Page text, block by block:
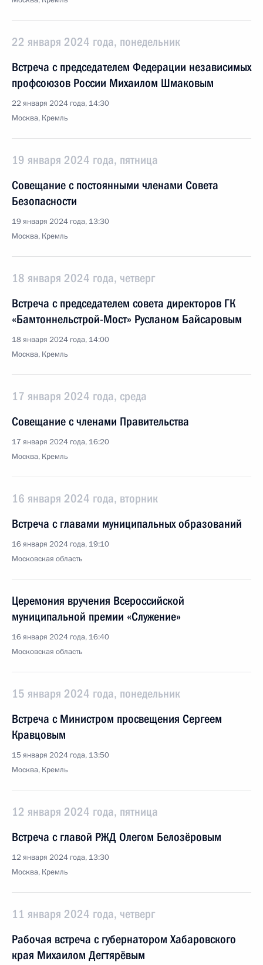
22 января 2024 года, понедельник
Встреча с председателем Федерации независимых
профсоюзов России Михаилом Шмаковым
22 января 2024 года, 14:30
Москва, Кремль
19 января 2024 года, пятница
Совещание с постоянными членами Совета
Безопасности
19 января 2024 года, 13:30
Москва, Кремль
18 января 2024 года, четверг
Встреча с председателем совета директоров ГК
«Бамтоннельстрой-Мост» Русланом Байсаровым
18 января 2024 года, 14:00
Москва, Кремль
17 января 2024 года, среда
Совещание с членами Правительства
17 января 2024 года, 16:20
Москва, Кремль
16 января 2024 года, вторник
Встреча с главами муниципальных образований
16 января 2024 года, 19:10
Московская область
Церемония вручения Всероссийской
муниципальной премии «Служение»
16 января 2024 года, 16:40
Московская область
15 января 2024 года, понедельник
Встреча с Министром просвещения Сергеем
Кравцовым
15 января 2024 года, 13:50
Москва, Кремль
12 января 2024 года, пятница
Встреча с главой РЖД Олегом Белозёровым
12 января 2024 года, 13:30
Москва, Кремль
11 января 2024 года, четверг
Рабочая встреча с губернатором Хабаровского
края Михаилом Дегтярёвым